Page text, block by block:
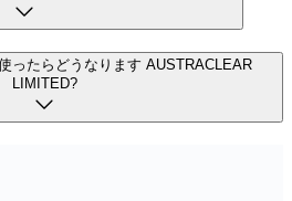
ったらどうなります AUSTRACLEAR
LIMITED?